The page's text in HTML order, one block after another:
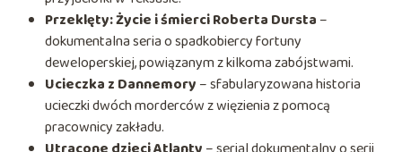
Przeklęty: Życie i śmierci Roberta Dursta –
dokumentalna seria o spadkobiercy fortuny
deweloperskiej, powiązanym z kilkoma zabójstwami.
Ucieczka z Dannemory – sfabularyzowana historia
ucieczki dwóch morderców z więzienia z pomocą
pracownicy zakładu.